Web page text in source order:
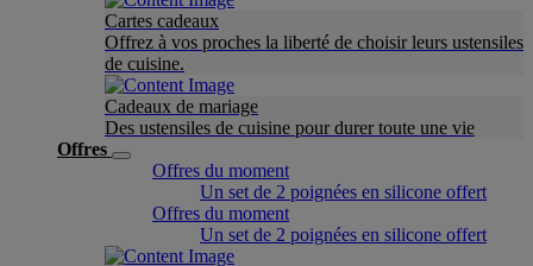
Cartes cadeaux
Offrez à vos proches la liberté de choisir leurs ustensiles
de cuisine.
Cadeaux de mariage
Des ustensiles de cuisine pour durer toute une vie
Offres
Offres du moment
Un set de 2 poignées en silicone offert
Offres du moment
Un set de 2 poignées en silicone offert